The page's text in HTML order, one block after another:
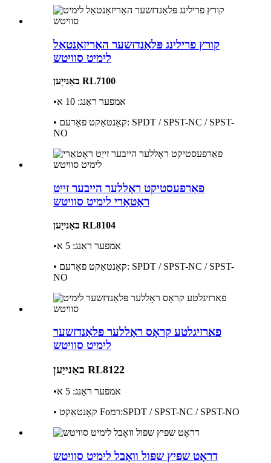
קורץ פרילינג פּלאַנדזשער האָריזאָנטאַל
לימיט סוויטש
באַנייַען RL7100
•אמפער ראַנג: 10 א
• קאָנטאַקט פאָרעם: SPDT / SPST-NC / SPST-
NO
פאַרפעסטיקט ראָללער הייבער זייַט
ראָטאַרי לימיט סוויטש
באַנייַען RL8104
•אמפער ראַנג: 5 א
• קאָנטאַקט פאָרעם: SPDT / SPST-NC / SPST-
NO
פארזיגלטע קראָס ראָללער פּלאַנדזשער
לימיט סוויטש
באַנייַען RL8122
•אמפער ראַנג: 5 א
• קאָנטאַקט Fo רמ:SPDT / SPST-NC / SPST-NO
דראָט שפּיץ שפּול וואָבל לימיט סוויטש